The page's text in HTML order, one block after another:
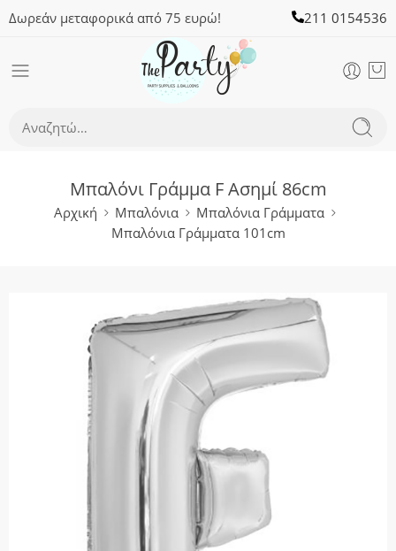
Δωρεάν μεταφορικά από 75 ευρώ! 211 0154536
Μπαλόνι Γράμμα F Ασημί 86cm
Αρχική Μπαλόνια
Μπαλόνια Γράμματα
Μπαλόνια Γράμματα 101cm